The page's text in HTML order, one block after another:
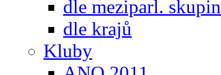
dle meziparl. skupin
dle krajů
Kluby